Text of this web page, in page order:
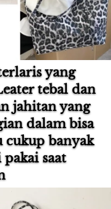
yang
tebal dan
jahitan yang
dalam bisa
cukup banyak
saat